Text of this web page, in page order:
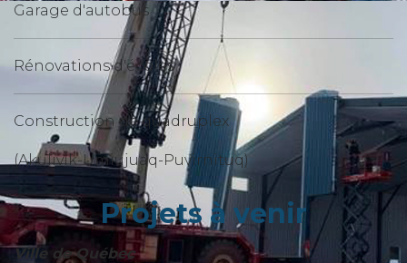
Garage d'autobus
Rénovations d'écoles
Construction de quadruplex
(Akulivik-Umiujuaq-Puvirnituq)
Projets à venir
Ville de Québec